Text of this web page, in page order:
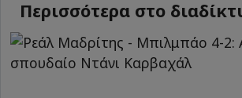
Περισσότερα στο